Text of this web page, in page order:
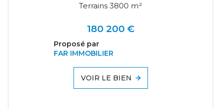
Terrains 3800 m²
180 200 €
Proposé par
FAR IMMOBILIER
VOIR LE BIEN